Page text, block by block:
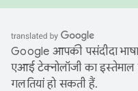
Google आपकी पसंदीदा
एआई टेक्नोलॉजी का
गलतियां हो सकती हैं.